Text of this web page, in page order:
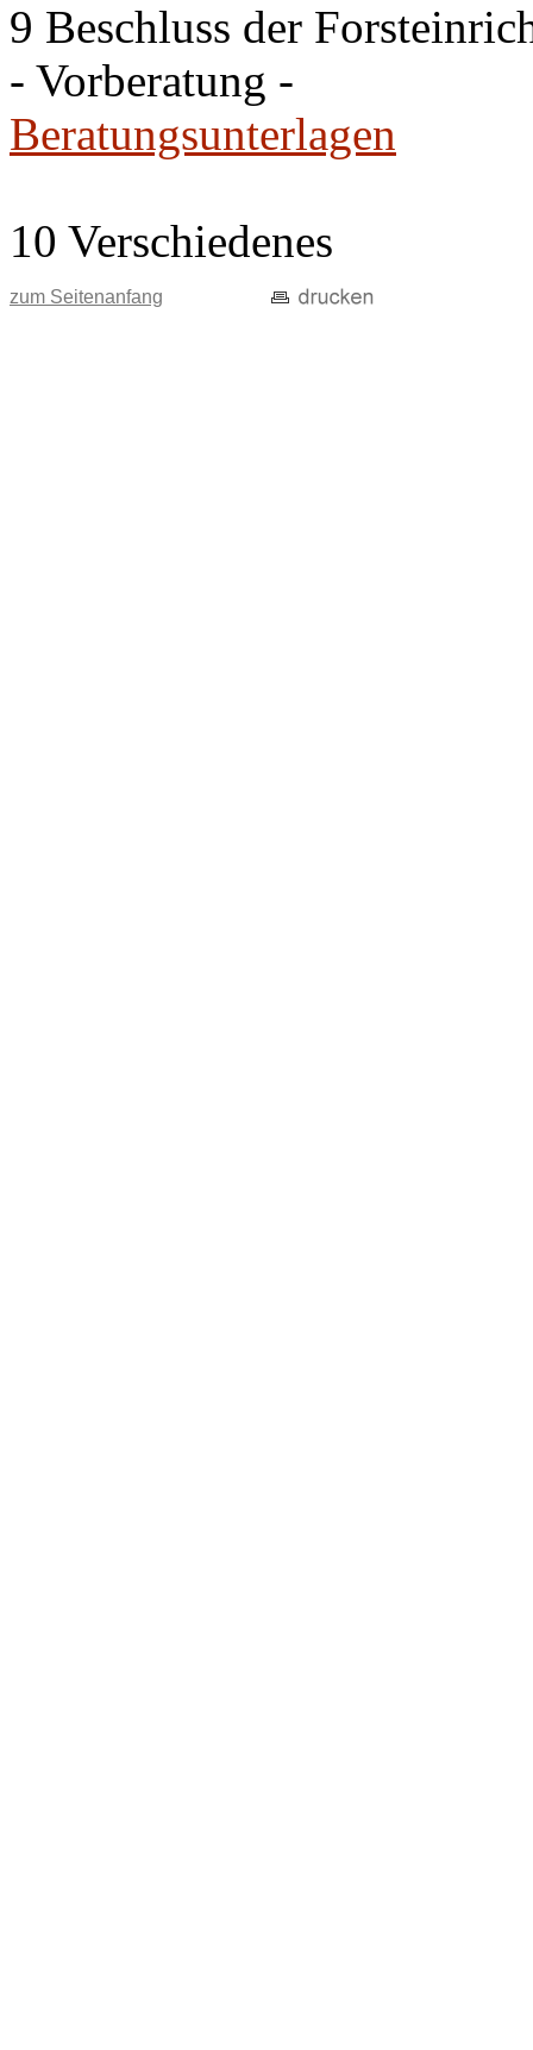
9 Beschluss der
- Vorberatung -
Beratungsunterlagen
10 Verschiedenes
zum Seitenanfang